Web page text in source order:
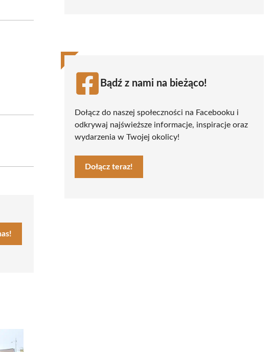
Bądź z nami na bieżąco!
Dołącz do naszej społeczności na Facebooku i
odkrywaj najświeższe informacje, inspiracje oraz
wydarzenia w Twojej okolicy!
Dołącz teraz!